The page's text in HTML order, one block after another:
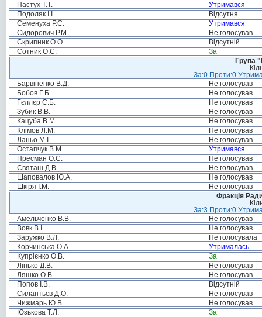
Пастух Т.Т.
Утримався
Подоляк І.І.
Відсутня
Семенуха Р.С.
Утримався
Сидорович Р.М.
Не голосував
Скрипник О.О.
Відсутній
Сотник О.С.
За
Група
За:0 Проти:0
Барвіненко В.Д.
Не голосував
Бобов Г.Б.
Не голосував
Гєллєр Є.Б.
Не голосував
Зубик В.В.
Не голосував
Кацуба В.М.
Не голосував
Клімов Л.М.
Не голосував
Ланьо М.І.
Не голосував
Остапчук В.М.
Утримався
Пресман О.С.
Не голосував
Святаш Д.В.
Не голосував
Шаповалов Ю.А.
Не голосував
Шкіря І.М.
Не голосував
Фракція
За:3 Проти:0
Амельченко В.В.
Не голосував
Вовк В.І.
Не голосував
Заружко В.Л.
Не голосувала
Корчинська О.А.
Утрималась
Купрієнко О.В.
За
Лінько Д.В.
Не голосував
Ляшко О.В.
Не голосував
Попов І.В.
Відсутній
Силантьєв Д.О.
Не голосував
Чижмарь Ю.В.
Не голосував
Юзькова Т.Л.
За